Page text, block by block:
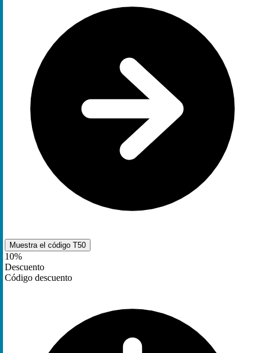
Muestra el código T50
10%
Descuento
Código descuento